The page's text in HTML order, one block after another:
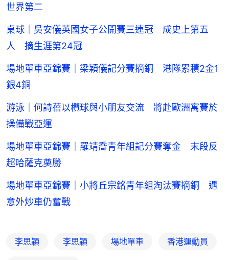
世界第二
桌球｜吳安儀英國女子公開賽三連冠 成史上第五
人 摘生涯第24冠
場地單車亞錦賽｜梁穎儀記分賽摘銅 港隊累積2金1
銀4銅
游泳｜何詩蓓以欖球與小朋友交流 將赴歐洲寓賽於
操備戰亞運
場地單車亞錦賽｜羅靖喬青年組記分賽奪金 末段反
超哈薩克奠勝
場地單車亞錦賽｜小將丘宗銘青年組淘汰賽摘銅 遇
意外炒車仍奮戰
李思穎 李思穎 場地單車 香港運動員